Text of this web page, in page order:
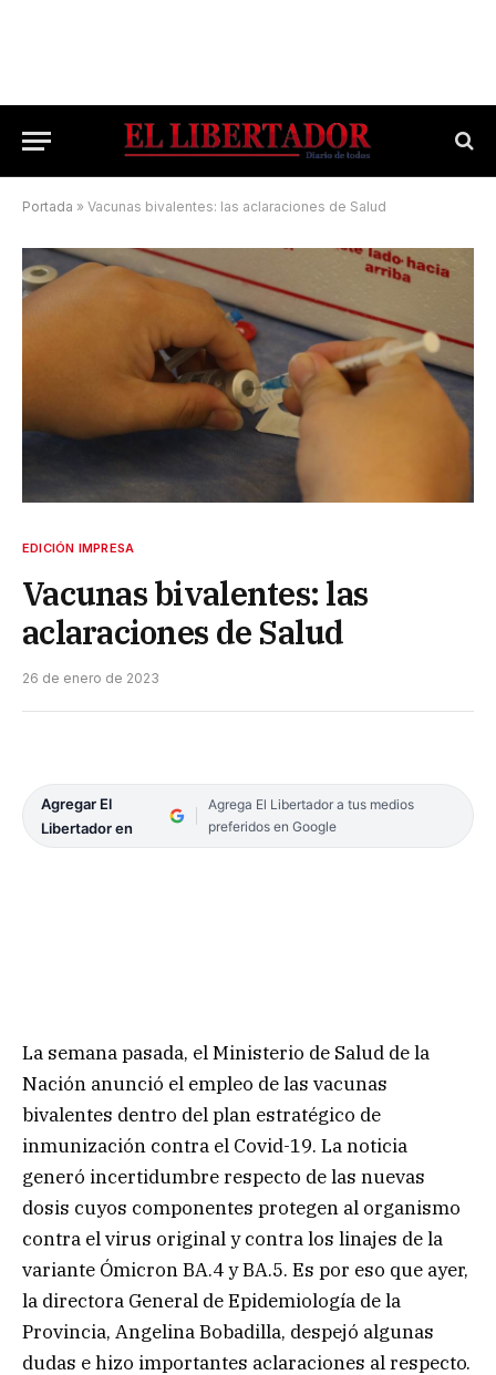
Portada » Vacunas bivalentes: las aclaraciones de Salud
EDICIÓN IMPRESA
Vacunas bivalentes: las
aclaraciones de Salud
26 de enero de 2023
Agregar El
Libertador en
Agrega El Libertador a tus medios
preferidos en Google
La semana pasada, el Ministerio de Salud de la
Nación anunció el empleo de las vacunas
bivalentes dentro del plan estratégico de
inmunización contra el Covid-19. La noticia
generó incertidumbre respecto de las nuevas
dosis cuyos componentes protegen al organismo
contra el virus original y contra los linajes de la
variante Ómicron BA.4 y BA.5. Es por eso que ayer,
la directora General de Epidemiología de la
Provincia, Angelina Bobadilla, despejó algunas
dudas e hizo importantes aclaraciones al respecto.